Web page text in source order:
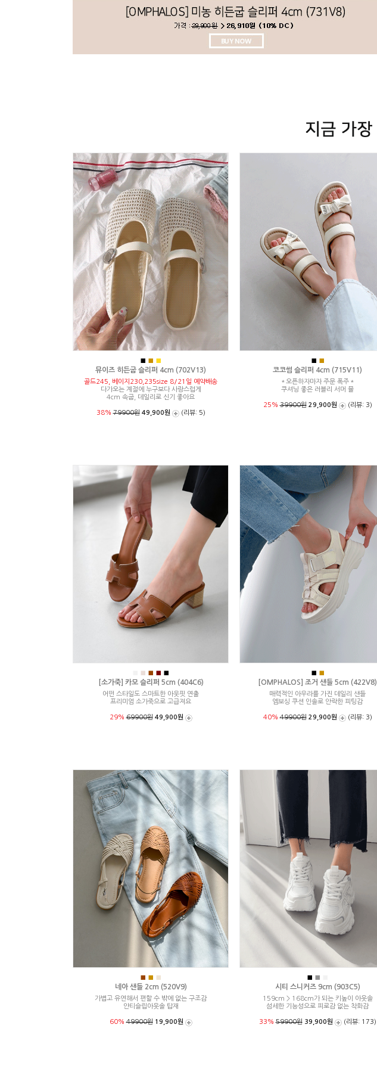
■ ■ ■
뮤이즈 히든굽 슬리퍼 4cm (702V13)
골드245, 베이지230,235size 8/21일 예약배송
다가오는 계절에 누구보다 사랑스럽게
4cm 속굽, 데일리로 신기 좋아요
38%79900원 49,900원 (리뷰: 5)
■ ■
코코썸 슬리퍼 4cm (715V11)
＊오픈하자마자 주문 폭주＊
쿠셔닝 좋은 러블리 서머 뮬
25%39900원 29,900원 (리뷰: 3)
■ ■ ■
[소가죽] 카모 슬리퍼 5cm (404C6)
어떤 스타일도 스마트한 아웃핏 연출
프리미엄 소가죽으로 고급져요
29%69900원 49,900원
■ ■
[OMPHALOS] 조거 샌들 5cm (422V8)
매력적인 아우라를 가진 데일리 샌들
엠보싱 쿠션 인솔로 안락한 피팅감
40%49900원 29,900원 (리뷰: 3)
■ ■
네아 샌들 2cm (520V9)
가볍고 유연해서 편할 수 밖에 없는 구조감
안티슬립아웃솔 탑재
60%49900원 19,900원
■ ■
시티 스니커즈 9cm (903C5)
159cm > 168cm가 되는 키높이 아웃솔
섬세한 기능성으로 피로감 없는 착화감
33%59900원 39,900원 (리뷰: 173)